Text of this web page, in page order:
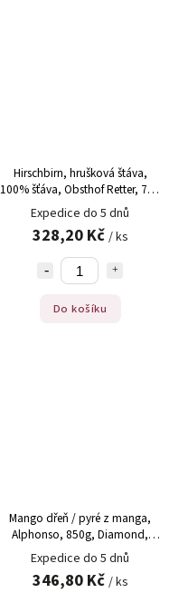
Hirschbirn, hrušková štáva,
100% šťáva, Obsthof Retter, 750
Expedice do 5 dnů
328,20 Kč / ks
Do košíku
Mango dřeň / pyré z manga,
Alphonso, 850g, Diamond,
850g
Expedice do 5 dnů
346,80 Kč / ks